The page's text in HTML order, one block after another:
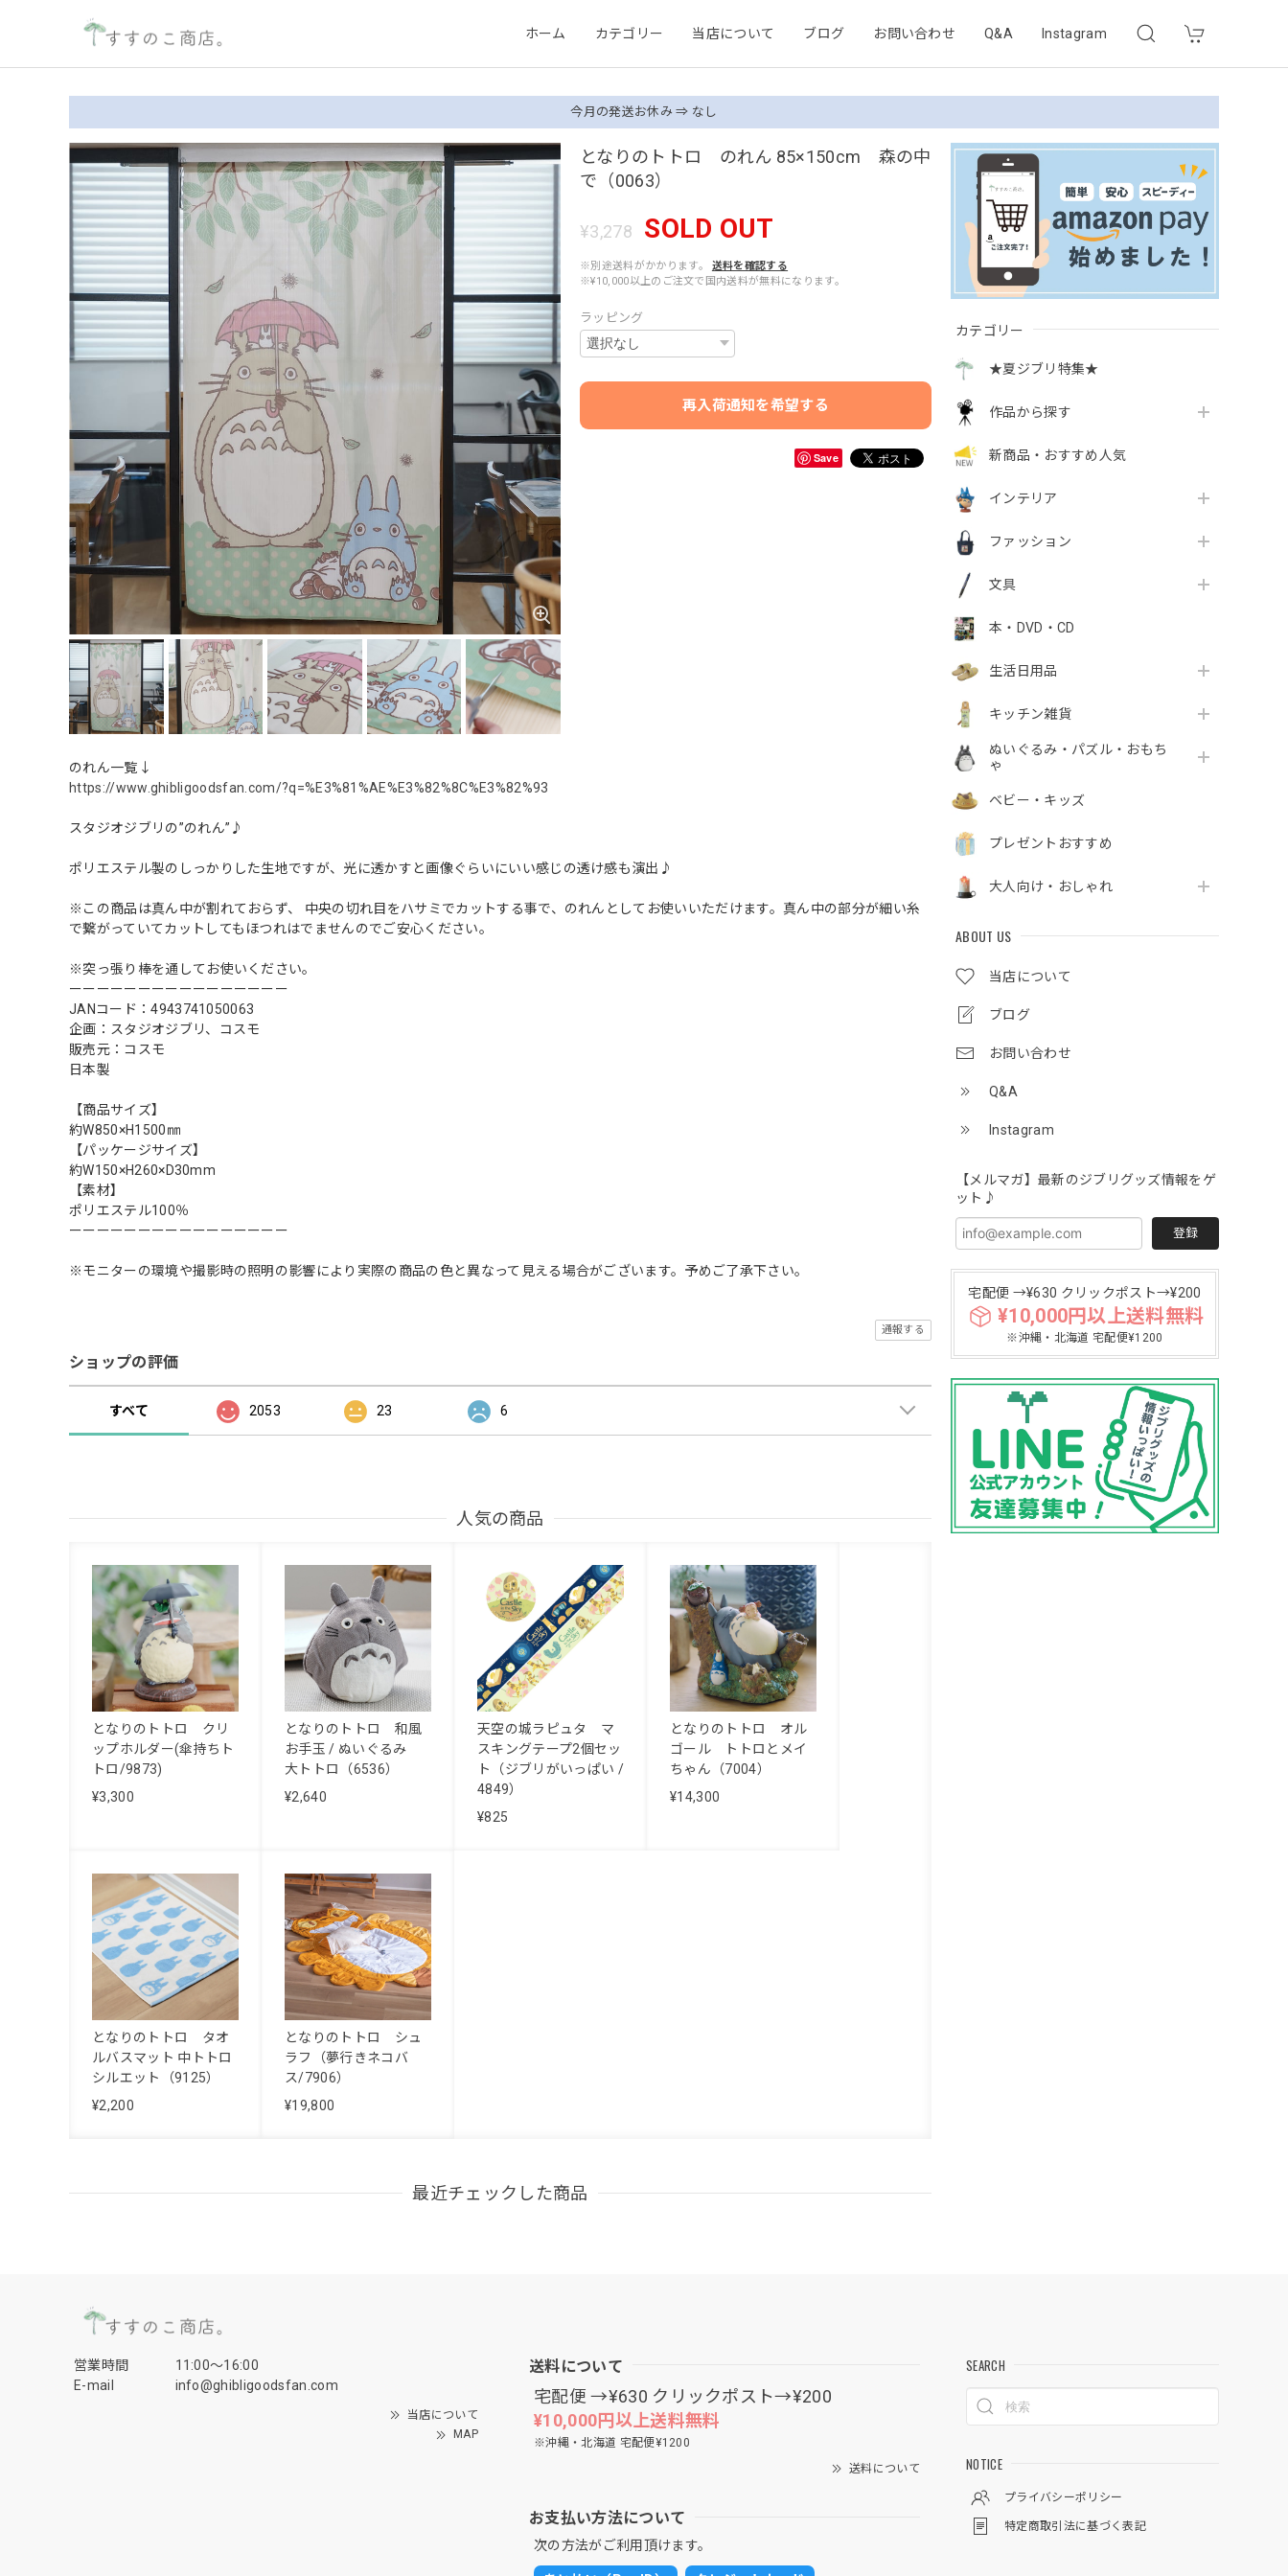
ホーム カテゴリー 当店について ブログ お問い合わせ Q&A Instagram
今月の発送お休み ⇒ なし
カテゴリー
★夏ジブリ特集★
作品から探す
新商品・おすすめ人気
インテリア
ファッション
文具
本・DVD・CD
生活日用品
キッチン雑貨
ぬいぐるみ・パズル・おもち
ゃ
ベビー・キッズ
プレゼントおすすめ
大人向け・おしゃれ
ABOUT US
当店について
ブログ
お問い合わせ
Q&A
Instagram
【メルマガ】最新のジブリグッズ情報をゲ
ット♪
登録
宅配便 →¥630 クリックポスト→¥200
¥10,000円以上送料無料
※沖縄・北海道 宅配便¥1200
となりのトトロ のれん 85×150cm 森の中
で（0063）
¥3,278 SOLD OUT
※別途送料がかかります。
送料を確認する
※¥10,000以上のご注文で国内送料が無料になります。
ラッピング
再入荷通知を希望する
Save
のれん一覧↓
https://www.ghibligoodsfan.com/?q=%E3%81%AE%E3%82%8C%E3%82%93
スタジオジブリの”のれん”♪
ポリエステル製のしっかりした生地ですが、光に透かすと画像ぐらいにいい感じの透け感も演出♪
※この商品は真ん中が割れておらず、 中央の切れ目をハサミでカットする事で、のれんとしてお使いいただけます。真ん中の部分が細い糸
で繋がっていてカットしてもほつれはでませんのでご安心ください。
※突っ張り棒を通してお使いください。
ーーーーーーーーーーーーーーーー
JANコード：4943741050063
企画：スタジオジブリ、コスモ
販売元：コスモ
日本製
【商品サイズ】
約W850×H1500㎜
【パッケージサイズ】
約W150×H260×D30mm
【素材】
ポリエステル100％
ーーーーーーーーーーーーーーーー
※モニターの環境や撮影時の照明の影響により実際の商品の色と異なって見える場合がございます。予めご了承下さい。
通報する
ショップの評価
すべて 2053 23 6
人気の商品
となりのトトロ クリ
ップホルダー(傘持ちト
トロ/9873)
¥3,300
となりのトトロ 和風
お手玉 / ぬいぐるみ
大トトロ（6536）
¥2,640
天空の城ラピュタ マ
スキングテープ2個セッ
ト（ジブリがいっぱい /
4849）
¥825
となりのトトロ オル
ゴール トトロとメイ
ちゃん（7004）
¥14,300
となりのトトロ タオ
ルバスマット 中トトロ
シルエット（9125）
¥2,200
となりのトトロ シュ
ラフ（夢行きネコバ
ス/7906）
¥19,800
最近チェックした商品
営業時間
11:00〜16:00
E-mail
info@ghibligoodsfan.com
当店について
MAP
送料について
宅配便 →¥630 クリックポスト→¥200
¥10,000円以上送料無料
※沖縄・北海道 宅配便¥1200
送料について
お支払い方法について
次の方法がご利用頂けます。
SEARCH
NOTICE
プライバシーポリシー
特定商取引法に基づく表記